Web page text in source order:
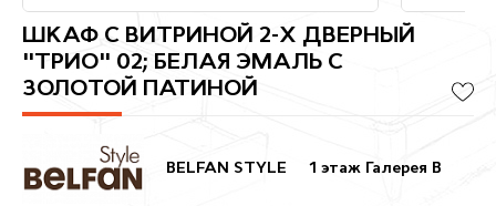
ШКАФ С ВИТРИНОЙ 2-Х ДВЕРНЫЙ
"ТРИО" 02; БЕЛАЯ ЭМАЛЬ С
ЗОЛОТОЙ ПАТИНОЙ
BELFAN STYLE 1 этаж Галерея B